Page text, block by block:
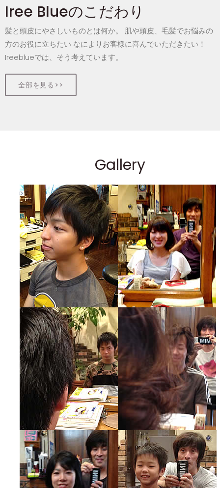
Iree Blueのこだわり
髪と頭皮にやさしいものとは何か。 肌や頭皮、毛髪でお悩みの
方のお役に立ちたい なによりお客様に喜んでいただきたい！
Ireeblueでは、そう考えています。
全部を見る>>
Gallery